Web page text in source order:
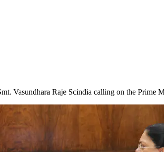
Vasundhara Raje Scindia calling on the